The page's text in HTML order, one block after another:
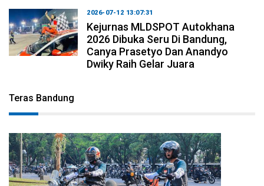
2026-07-12 13:07:31
Kejurnas MLDSPOT Autokhana
2026 Dibuka Seru Di Bandung,
Canya Prasetyo Dan Anandyo
Dwiky Raih Gelar Juara
Teras Bandung